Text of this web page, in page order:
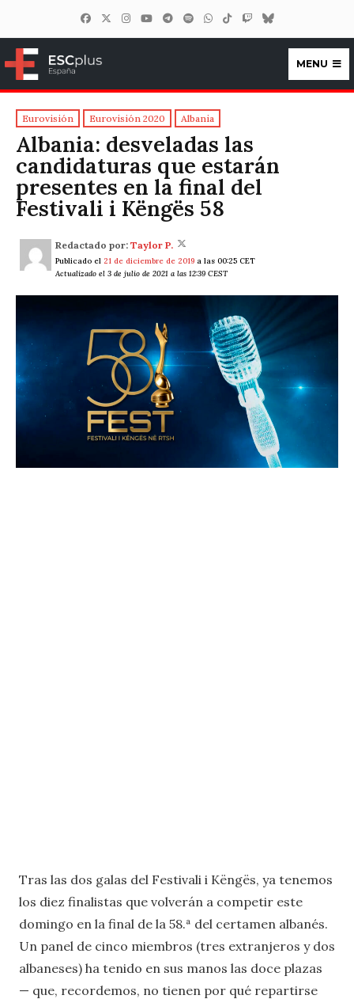
ESCplus España
MENU
Eurovisión Eurovisión 2020 Albania
Albania: desveladas las
candidaturas que estarán
presentes en la final del
Festivali i Këngës 58
Redactado por: Taylor P.
Publicado el 21 de diciembre de 2019 a las 00:25 CET
Actualizado el 3 de julio de 2021 a las 12:39 CEST
Tras las dos galas del Festivali i Këngës, ya tenemos
los diez finalistas que volverán a competir este
domingo en la final de la 58.ª del certamen albanés.
Un panel de cinco miembros (tres extranjeros y dos
albaneses) ha tenido en sus manos las doce plazas
— que, recordemos, no tienen por qué repartirse